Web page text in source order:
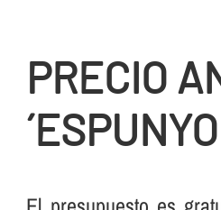
PRECIO